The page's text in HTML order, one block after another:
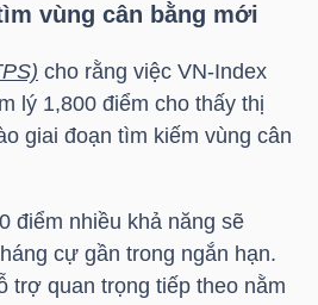
vùng cân bằng mới
cho rằng việc VN-Index
lý 1,800 điểm cho thấy thị
giai đoạn tìm kiếm vùng cân
điểm nhiều khả năng sẽ
cự gần trong ngắn hạn.
trợ quan trọng tiếp theo nằm